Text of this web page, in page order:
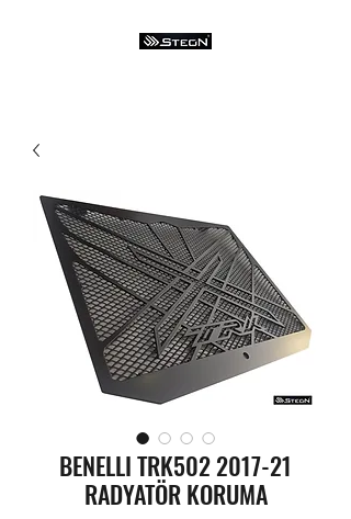
BENELLI TRK502 2017-21
RADYATÖR KORUMA